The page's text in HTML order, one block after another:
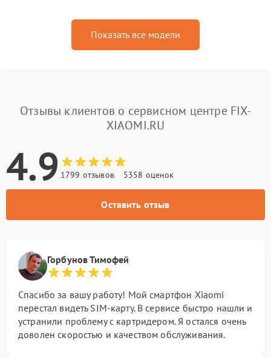
Показать все модели
Отзывы клиентов о сервисном центре FIX-
XIAOMI.RU
4.9 1799 отзывов 5358 оценок
Оставить отзыв
Горбунов Тимофей
Спасибо за вашу работу! Мой смартфон Xiaomi
перестал видеть SIM-карту. В сервисе быстро нашли и
устранили проблему с картридером. Я остался очень
доволен скоростью и качеством обслуживания.